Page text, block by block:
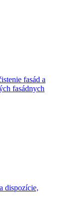
fasád a
fasádnych
dispozície,